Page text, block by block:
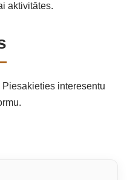
aktivitātes.
interesentu